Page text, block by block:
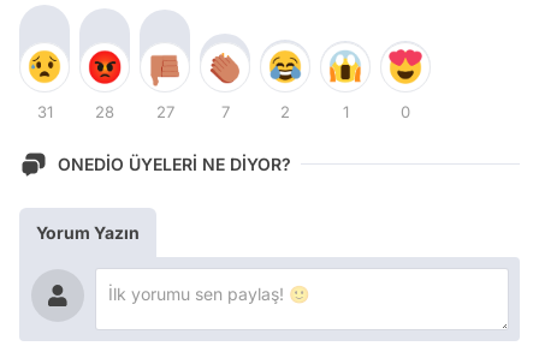
31 28 27 7 2 1 0
ONEDİO ÜYELERİ NE DİYOR?
Yorum Yazın